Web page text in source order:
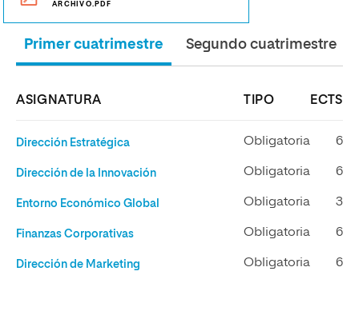
ARCHIVO.PDF
Primer cuatrimestre Segundo cuatrimestre
ASIGNATURA TIPO ECTS
Dirección Estratégica Obligatoria 6
Dirección de la Innovación Obligatoria 6
Entorno Económico Global Obligatoria 3
Finanzas Corporativas Obligatoria 6
Dirección de Marketing Obligatoria 6